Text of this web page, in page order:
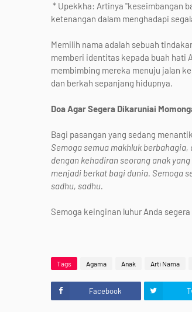
* Upekkha: Artinya "keseimbangan
ketenangan dalam menghadapi
Memilih nama adalah sebuah
memberi identitas kepada buah hati
membimbing mereka menuju jalan
dan berkah sepanjang hidupnya.
Doa Agar Segera Dikaruniai
Bagi pasangan yang sedang
Semoga semua makhluk
dengan kehadiran seorang anak
menjadi berkat bagi dunia. Semoga
sadhu, sadhu.
Semoga keinginan luhur Anda
Tags Agama Anak Arti Nama
Facebook